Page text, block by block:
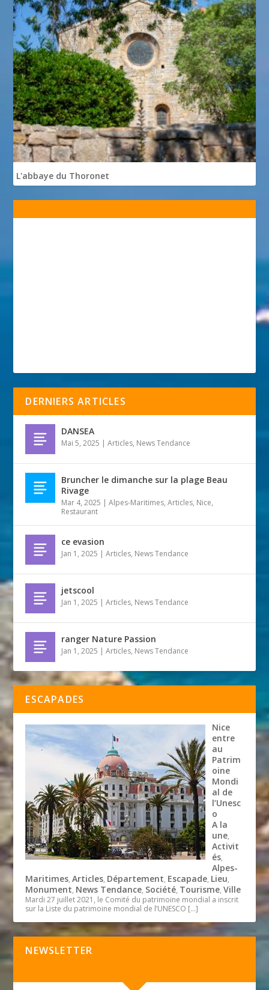
L'abbaye du Thoronet
DERNIERS ARTICLES
DANSEA
Mai 5, 2025 |Articles, News Tendance
Bruncher le dimanche sur la plage Beau
Rivage
Mar 4, 2025 |Alpes-Maritimes,Articles, Nice,
Restaurant
ce evasion
Jan 1, 2025 |Articles, News Tendance
jetscool
Jan 1, 2025 |Articles, News Tendance
ranger Nature Passion
Jan 1, 2025 |Articles, News Tendance
ESCAPADES
Nice
entre
au
Patrim
oine
Mondi
al de
l’Unesc
o
A la
une,
Activit
és,
Alpes-
Maritimes,Articles, Département, Escapade, Lieu,
Monument, News Tendance, Société, Tourisme,Ville
Mardi 27 juillet 2021, le Comité du patrimoine mondial a inscrit
sur la Liste du patrimoine mondial de l’UNESCO […]
NEWSLETTER